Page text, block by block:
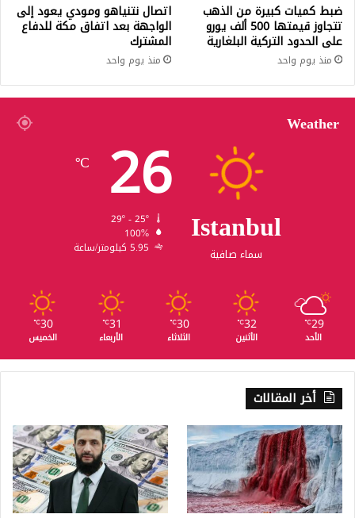
ضبط كميات كبيرة من الذهب
تتجاوز قيمتها 500 ألف يورو
على الحدود التركية البلغارية
منذ يوم واحد
اتصال نتنياهو ومودي يعود إلى
الواجهة بعد اتفاق مكة للدفاع
المشترك
منذ يوم واحد
Weather
Istanbul
سماء صافية
26
℃
100%
5.95 كيلومتر/ساعة
29
℃
الأحد
32
℃
الأثنين
30
℃
الثلاثاء
31
℃
الأربعاء
30
℃
الخميس
أخر المقالات